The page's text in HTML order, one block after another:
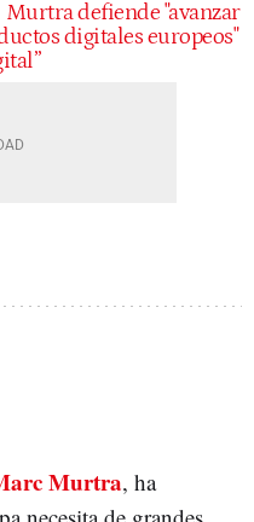
Murtra defiende "avanzar
digitales europeos"
Murtra, ha